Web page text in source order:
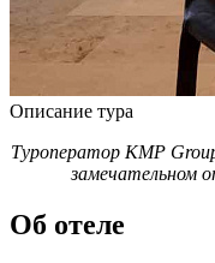
Описание тура
Туроператор KMP
замечательном
Об отеле